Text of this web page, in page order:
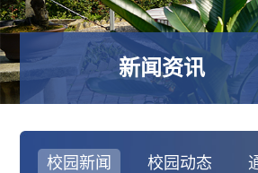
新闻资讯
校园新闻 校园动态